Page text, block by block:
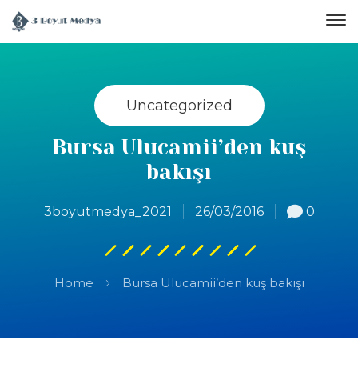
Uncategorized
Bursa Ulucamii’den kuş
bakışı
3boyutmedya_2021 26/03/2016 0
Home Bursa Ulucamii’den kuş bakışı